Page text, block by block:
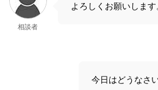
相談者
よろしくお願いします
今日はどうなさ